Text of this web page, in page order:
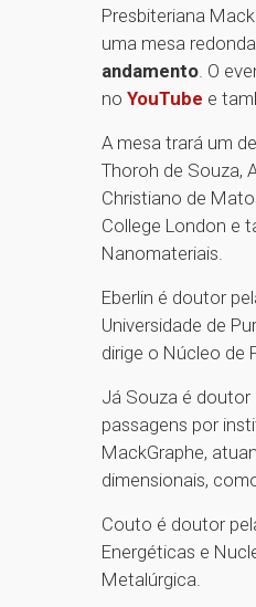
Presbiteriana
uma mesa
andamento . O
no YouTube e
A mesa trará um
Thoroh de Souza,
Christiano de
College London e
Nanomateriais.
Eberlin é doutor
Universidade de
dirige o Núcleo de
Já Souza é doutor
passagens por
MackGraphe,
dimensionais,
Couto é doutor
Energéticas e
Metalúrgica.